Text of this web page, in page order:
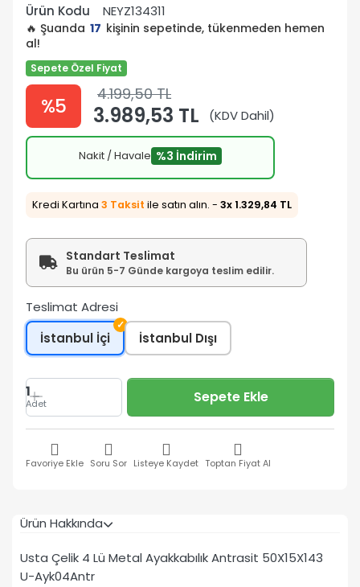
Ürün Kodu
NEYZ134311
🔥 Şuanda 17 kişinin sepetinde, tükenmeden hemen
al!
Sepete Özel Fiyat
%5 4.199,50 TL
3.989,53 TL (KDV Dahil)
Nakit / Havale %3 İndirim
Kredi Kartına 3 Taksit ile satın alın. - 3x 1.329,84 TL
Standart Teslimat
Bu ürün 5-7 Günde kargoya teslim edilir.
Teslimat Adresi
İstanbul İçi
✓
İstanbul Dışı
1
Adet Sepete Ekle
Favoriye Ekle Soru Sor Listeye Kaydet Toptan Fiyat Al
Ürün Hakkında
Usta Çelik 4 Lü Metal Ayakkabılık Antrasit 50X15X143
U-Ayk04Antr